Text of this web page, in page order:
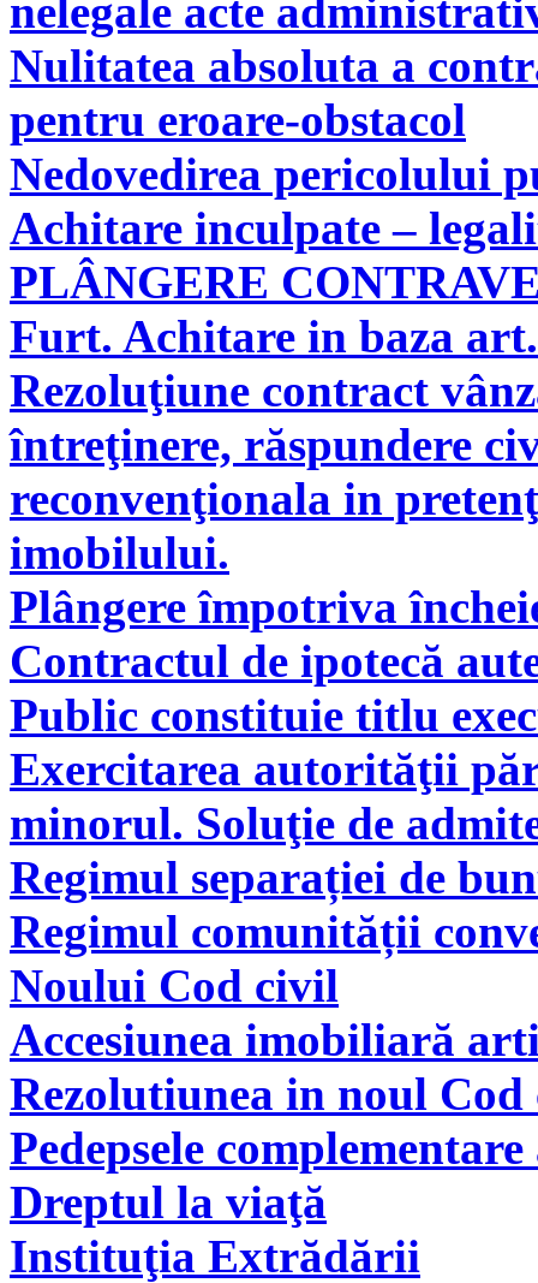
nelegale acte
Nulitatea absoluta a
pentru eroare-obstacol
Nedovedirea pericolului
Achitare inculpate –
PLÂNGERE
Furt. Achitare in baza
Rezoluţiune contract
întreţinere, răspundere
reconvenţionala in
imobilului.
Plângere împotriva
Contractul de ipotecă
Public constituie titlu
Exercitarea autorităţii
minorul. Soluţie de
Regimul separației de
Regimul comunității
Noului Cod civil
Accesiunea imobiliară
Rezolutiunea in noul
Pedepsele
Dreptul la viaţă
Instituţia Extrădării